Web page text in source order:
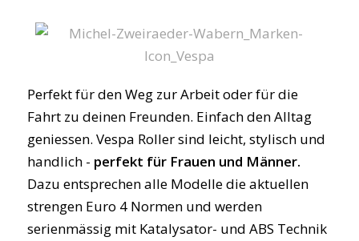
Perfekt für den Weg zur Arbeit oder für die
Fahrt zu deinen Freunden. Einfach den Alltag
geniessen. Vespa Roller sind leicht, stylisch und
handlich - perfekt für Frauen und Männer.
Dazu entsprechen alle Modelle die aktuellen
strengen Euro 4 Normen und werden
serienmässig mit Katalysator- und ABS Technik